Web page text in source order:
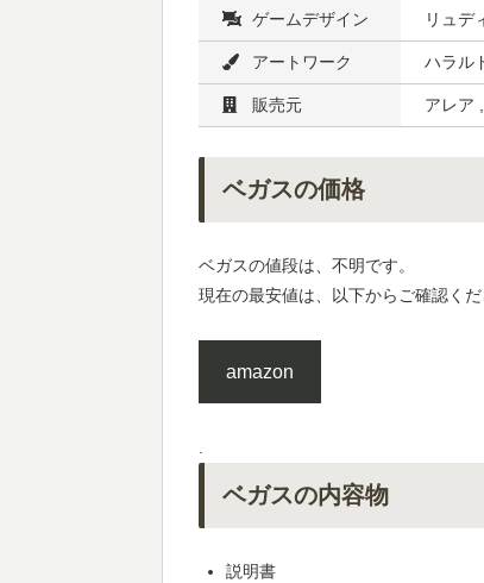
ゲームデザイン リュデ
アートワーク ハラル
販売元 アレア
ベガスの価格
ベガスの値段は、不明です。
現在の最安値は、以下からご確認くだ
amazon
.
ベガスの内容物
説明書